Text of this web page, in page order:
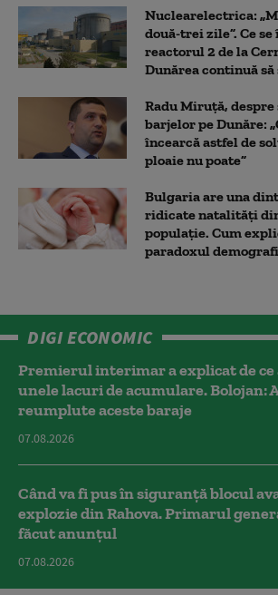
Nuclearelectrica:
două-trei zile”. Ce
reactorul 2 de la
Dunărea continuă să
Radu Miruță,
barjelor pe Dunăre:
încearcă astfel de
ploaie nu poate”
Bulgaria are una
ridicate natalități
populație. Cum
paradoxul
DIGI ECONOMIC
Premierul interimar a explicat de ce
unele lacuri de acumulare. Bolojan:
reumplute aceste baraje
07.08.2026
Când va fi pus în siguranță blocul
explozie din Rahova. Primarul
făcut anunțul
07.08.2026